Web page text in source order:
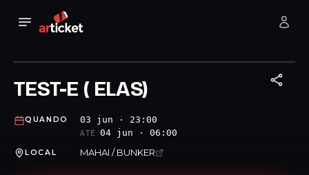
TEST-E ( ELAS)
QUANDO 03 jun · 23:00
ATÉ 04 jun · 06:00
LOCAL MAHAI / BUNKER